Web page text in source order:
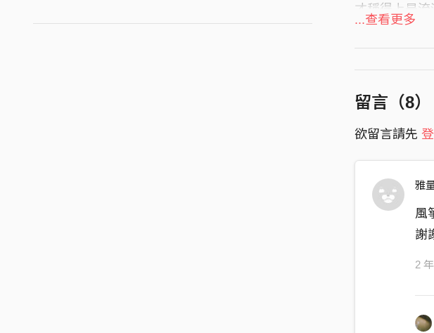
才稱得上是流
孤獨的雨 和
轉瞬消逝的種
支離破碎後 才
原諒誰鑄下的
未知的明天又
把畫面交疊
好像又回到
風箏越飛越遠
你沒有回頭
逝去的純真
...查看更多
留言（8）
欲留言請先
雅
風
謝
2